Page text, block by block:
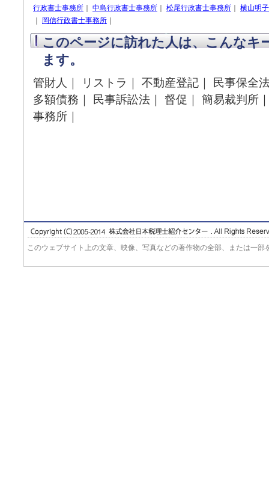
行政書士事務所
中島行政書士事務所 松尾行政書士事務所
横山明
岡信行政書士事務所
このページに訪れた人は、こんなキ
ます。
管財人｜ リストラ｜ 不動産登記｜ 民事保全
多額債務｜ 民事訴訟法｜ 督促｜ 簡易裁判所
事務所｜
このウェブサイト上の文章、映像、写真などの著作物の全部、または一